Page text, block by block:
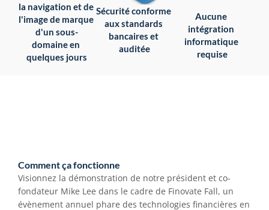
la navigation et de
l'image de marque
d'un sous-
domaine en
quelques jours
Sécurité conforme
aux standards
bancaires et
auditée
Aucune
intégration
informatique
requise
Comment ça fonctionne
Visionnez la démonstration de notre président et co-
fondateur Mike Lee dans le cadre de Finovate Fall, un
évènement annuel phare des technologies financières en